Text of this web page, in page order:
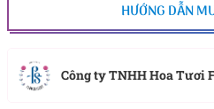
HƯỚNG DẪN
Công ty TNHH Hoa Tươi